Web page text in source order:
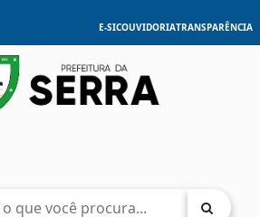
E-SICOUVIDORIATRANSPARÊNCIA